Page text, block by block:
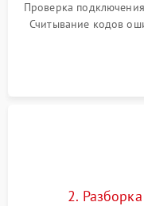
Проверка
Считывание кодов
выявления
2.